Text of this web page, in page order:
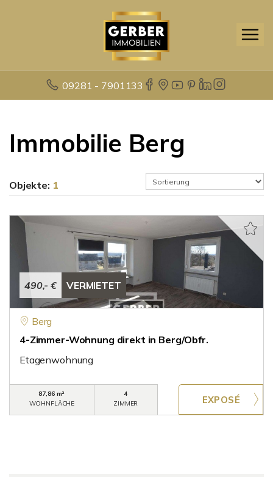
09281 - 7901133
Immobilie Berg
Objekte: 1
490,- € VERMIETET
Berg
4-Zimmer-Wohnung direkt in Berg/Obfr.
Etagenwohnung
87,86 m²
WOHNFLÄCHE
4
ZIMMER